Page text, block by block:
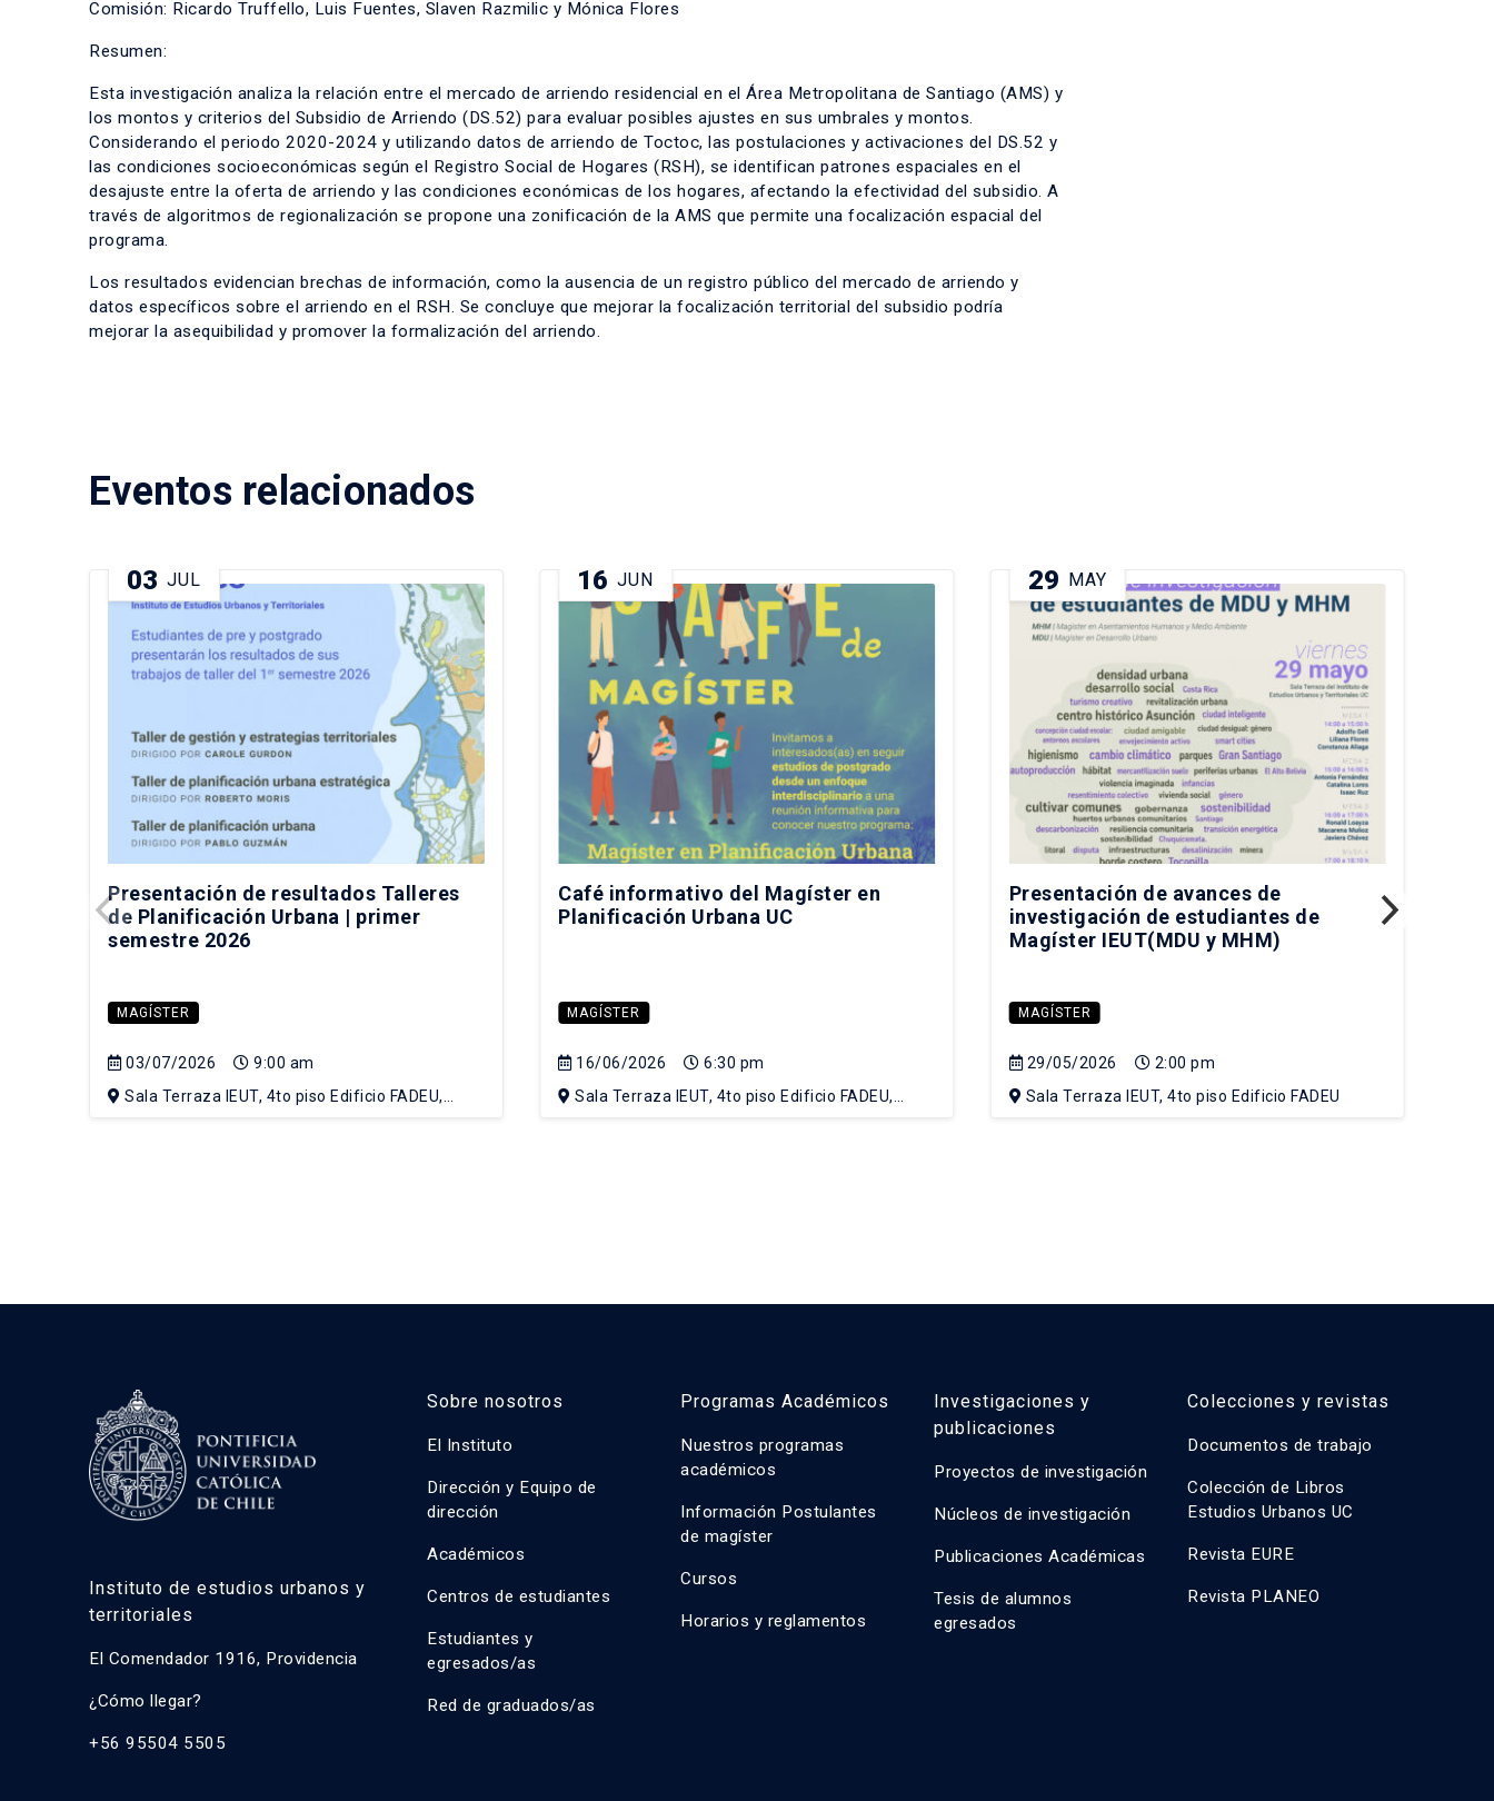
Comisión: Ricardo Truffello, Luis Fuentes, Slaven Razmilic y Mónica Flores
Resumen:
Esta investigación analiza la relación entre el mercado de arriendo residencial en el Área Metropolitana de Santiago (AMS) y
los montos y criterios del Subsidio de Arriendo (DS.52) para evaluar posibles ajustes en sus umbrales y montos.
Considerando el periodo 2020-2024 y utilizando datos de arriendo de Toctoc, las postulaciones y activaciones del DS.52 y
las condiciones socioeconómicas según el Registro Social de Hogares (RSH), se identifican patrones espaciales en el
desajuste entre la oferta de arriendo y las condiciones económicas de los hogares, afectando la efectividad del subsidio. A
través de algoritmos de regionalización se propone una zonificación de la AMS que permite una focalización espacial del
programa.
Los resultados evidencian brechas de información, como la ausencia de un registro público del mercado de arriendo y
datos específicos sobre el arriendo en el RSH. Se concluye que mejorar la focalización territorial del subsidio podría
mejorar la asequibilidad y promover la formalización del arriendo.
Eventos relacionados
03 JUL
Presentación de resultados Talleres
de Planificación Urbana | primer
semestre 2026
MAGÍSTER
03/07/2026
9:00 am
Sala Terraza IEUT, 4to piso Edificio FADEU,
16 JUN
Café informativo del Magíster en
Planificación Urbana UC
MAGÍSTER
16/06/2026
6:30 pm
Sala Terraza IEUT, 4to piso Edificio FADEU,
29 MAY
Presentación de avances de
investigación de estudiantes de
Magíster IEUT(MDU y MHM)
MAGÍSTER
29/05/2026
2:00 pm
Sala Terraza IEUT, 4to piso Edificio FADEU
Instituto de estudios urbanos y
territoriales
El Comendador 1916, Providencia
¿Cómo llegar?
+56 95504 5505
Sobre nosotros
El Instituto
Dirección y Equipo de
dirección
Académicos
Centros de estudiantes
Estudiantes y
egresados/as
Red de graduados/as
Programas Académicos
Nuestros programas
académicos
Información Postulantes
de magíster
Cursos
Horarios y reglamentos
Investigaciones y
publicaciones
Proyectos de investigación
Núcleos de investigación
Publicaciones Académicas
Tesis de alumnos
egresados
Colecciones y revistas
Documentos de trabajo
Colección de Libros
Estudios Urbanos UC
Revista EURE
Revista PLANEO